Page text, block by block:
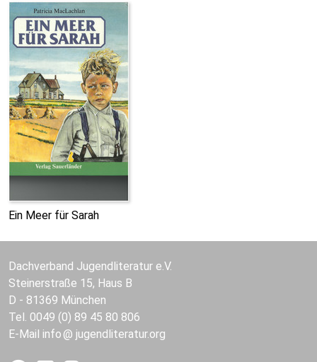
Ein Meer für Sarah
Dachverband Jugendliteratur e.V.
Steinerstraße 15, Haus B
D - 81369 München
Tel. 0049 (0) 89 45 80 806
E-Mail info jugendliteratur.org